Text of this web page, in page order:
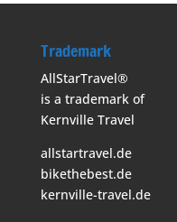
Trademark
AllStarTravel®
is a trademark of
Kernville Travel
allstartravel.de
bikethebest.de
kernville-travel.de